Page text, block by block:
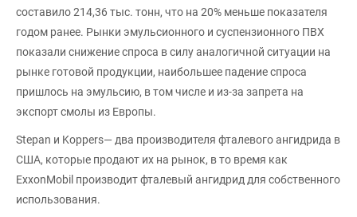
составило 214,36 тыс. тонн, что на 20% меньше показателя
годом ранее. Рынки эмульсионного и суспензионного ПВХ
показали снижение спроса в силу аналогичной ситуации на
рынке готовой продукции, наибольшее падение спроса
пришлось на эмульсию, в том числе и из-за запрета на
экспорт смолы из Европы.
Stepan и Koppers— два производителя фталевого ангидрида в
США, которые продают их на рынок, в то время как
ExxonMobil производит фталевый ангидрид для собственного
использования.